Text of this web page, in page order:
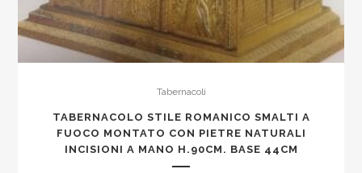
Tabernacoli
TABERNACOLO STILE ROMANICO SMALTI A
FUOCO MONTATO CON PIETRE NATURALI
INCISIONI A MANO H.90CM. BASE 44CM